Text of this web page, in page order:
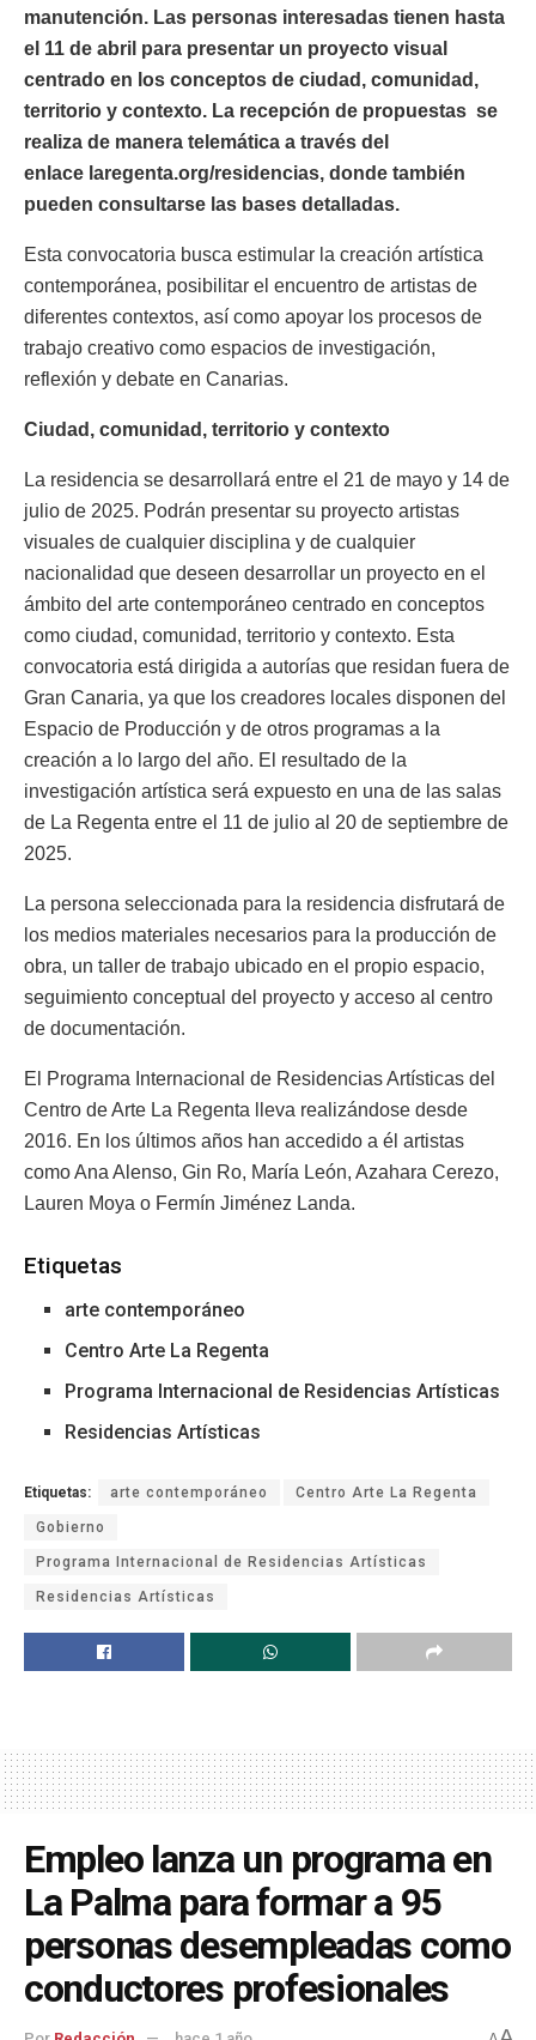
manutención. Las personas interesadas tienen hasta
el 11 de abril para presentar un proyecto visual
centrado en los conceptos de ciudad, comunidad,
territorio y contexto. La recepción de propuestas se
realiza de manera telemática a través del
enlace laregenta.org/residencias, donde también
pueden consultarse las bases detalladas.
Esta convocatoria busca estimular la creación artística
contemporánea, posibilitar el encuentro de artistas de
diferentes contextos, así como apoyar los procesos de
trabajo creativo como espacios de investigación,
reflexión y debate en Canarias.
Ciudad, comunidad, territorio y contexto
La residencia se desarrollará entre el 21 de mayo y 14 de
julio de 2025. Podrán presentar su proyecto artistas
visuales de cualquier disciplina y de cualquier
nacionalidad que deseen desarrollar un proyecto en el
ámbito del arte contemporáneo centrado en conceptos
como ciudad, comunidad, territorio y contexto. Esta
convocatoria está dirigida a autorías que residan fuera de
Gran Canaria, ya que los creadores locales disponen del
Espacio de Producción y de otros programas a la
creación a lo largo del año. El resultado de la
investigación artística será expuesto en una de las salas
de La Regenta entre el 11 de julio al 20 de septiembre de
2025.
La persona seleccionada para la residencia disfrutará de
los medios materiales necesarios para la producción de
obra, un taller de trabajo ubicado en el propio espacio,
seguimiento conceptual del proyecto y acceso al centro
de documentación.
El Programa Internacional de Residencias Artísticas del
Centro de Arte La Regenta lleva realizándose desde
2016. En los últimos años han accedido a él artistas
como Ana Alenso, Gin Ro, María León, Azahara Cerezo,
Lauren Moya o Fermín Jiménez Landa.
Etiquetas
arte contemporáneo
Centro Arte La Regenta
Programa Internacional de Residencias Artísticas
Residencias Artísticas
Etiquetas: arte contemporáneo Centro Arte La Regenta
Gobierno
Programa Internacional de Residencias Artísticas
Residencias Artísticas
Empleo lanza un programa en
La Palma para formar a 95
personas desempleadas como
conductores profesionales